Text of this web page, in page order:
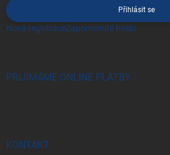
Přihlásit se
Nová registraceZapomenuté heslo
PŘIJÍMÁME ONLINE PLATBY
KONTAKT